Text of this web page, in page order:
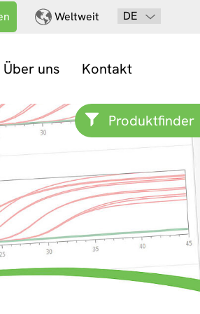
Weltweit DE
Über uns Kontakt
Produktfinder